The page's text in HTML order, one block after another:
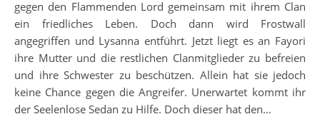
gegen den Flammenden Lord gemeinsam mit ihrem Clan
ein friedliches Leben. Doch dann wird Frostwall
angegriffen und Lysanna entführt. Jetzt liegt es an Fayori
ihre Mutter und die restlichen Clanmitglieder zu befreien
und ihre Schwester zu beschützen. Allein hat sie jedoch
keine Chance gegen die Angreifer. Unerwartet kommt ihr
der Seelenlose Sedan zu Hilfe. Doch dieser hat den…